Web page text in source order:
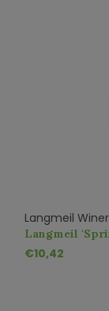
Langmeil
Langmeil
Chardonnay
€10,42